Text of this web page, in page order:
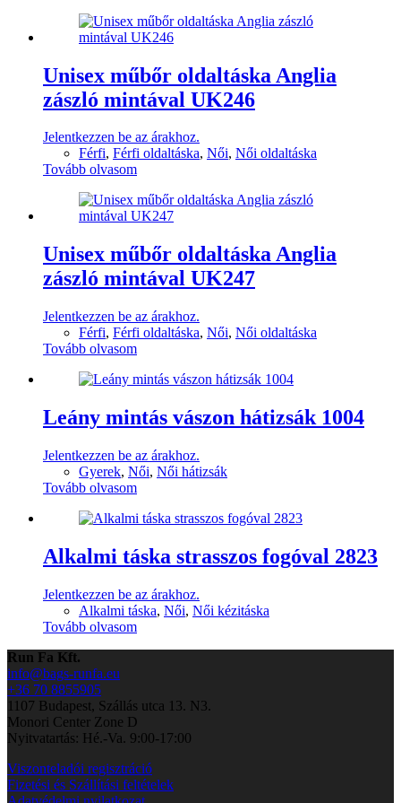
Unisex műbőr oldaltáska Anglia
zászló mintával UK246
Jelentkezzen be az árakhoz.
Férfi, Férfi oldaltáska, Női, Női oldaltáska
Tovább olvasom
Unisex műbőr oldaltáska Anglia
zászló mintával UK247
Jelentkezzen be az árakhoz.
Férfi, Férfi oldaltáska, Női, Női oldaltáska
Tovább olvasom
Leány mintás vászon hátizsák 1004
Jelentkezzen be az árakhoz.
Gyerek, Női, Női hátizsák
Tovább olvasom
Alkalmi táska strasszos fogóval 2823
Jelentkezzen be az árakhoz.
Alkalmi táska, Női, Női kézitáska
Tovább olvasom
Run Fa Kft.
info@bags-runfa.eu
+36 70 8855905
1107 Budapest, Szállás utca 13. N3.
Monori Center Zone D
Nyitvatartás: Hé.-Va. 9:00-17:00
Viszonteladói regisztráció
Fizetési és Szállítási feltételek